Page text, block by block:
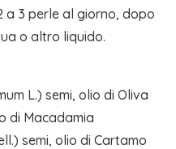
a 3 perle al giorno, dopo
o altro liquido.
L.) semi, olio di Oliva
di Macadamia
semi, olio di Cartamo